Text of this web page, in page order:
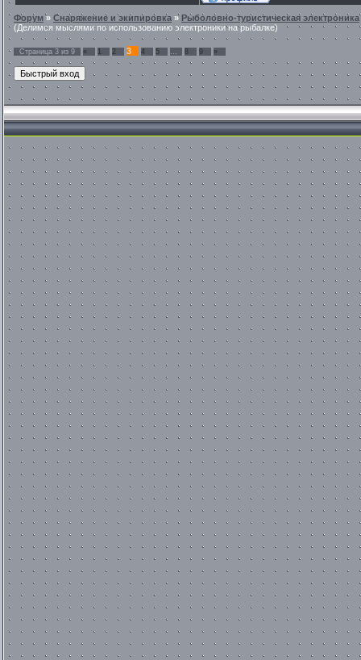
Форум» Снаряжение и экипировка » Рыболовно-туристическая электроника
(Делимся мыслями по использованию электроники на рыбалке)
Страница 3 из 9 « 1 2 3 4 5 … 8 9 »